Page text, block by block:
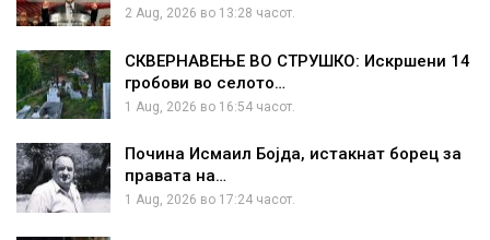
2 Aug, 2026 во 13:28 часот.
СКВЕРНАВЕЊЕ ВО СТРУШКО: Искршени 14
гробови во селото…
1 Aug, 2026 во 16:54 часот.
Почина Исмаил Бојда, истакнат борец за
правата на…
1 Aug, 2026 во 17:24 часот.